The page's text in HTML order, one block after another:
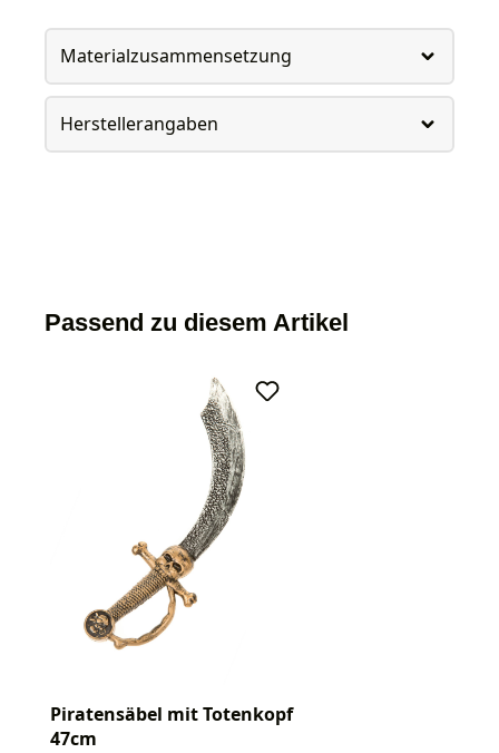
Materialzusammensetzung
Herstellerangaben
Passend zu diesem Artikel
Piratensäbel mit Totenkopf
47cm